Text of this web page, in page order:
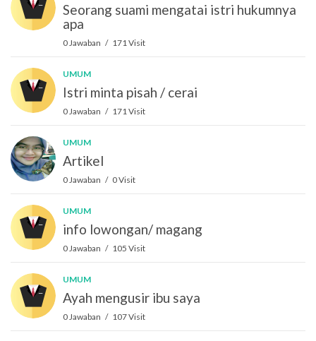
Seorang suami mengatai istri hukumnya
apa
0 Jawaban / 171 Visit
UMUM
Istri minta pisah / cerai
0 Jawaban / 171 Visit
UMUM
Artikel
0 Jawaban / 0 Visit
UMUM
info lowongan/ magang
0 Jawaban / 105 Visit
UMUM
Ayah mengusir ibu saya
0 Jawaban / 107 Visit